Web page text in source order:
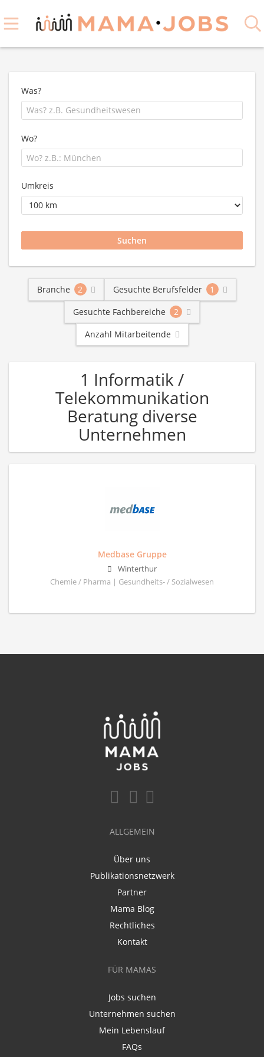
Was?
Wo?
Umkreis
Branche 2 Gesuchte Berufsfelder
1
Gesuchte Fachbereiche
2
Anzahl Mitarbeitende
1 Informatik /
Telekommunikation
Beratung diverse
Unternehmen
Medbase Gruppe
Winterthur
Chemie / Pharma | Gesundheits- / Sozialwesen
ALLGEMEIN
Über uns
Publikationsnetzwerk
Partner
Mama Blog
Rechtliches
Kontakt
FÜR MAMAS
Jobs suchen
Unternehmen suchen
Mein Lebenslauf
FAQs